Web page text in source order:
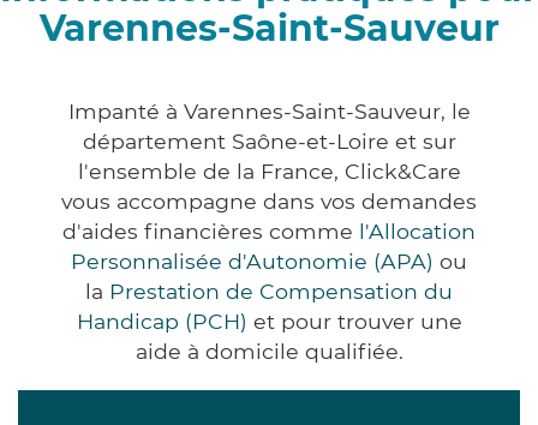
Varennes-Saint-Sauveur
Impanté à Varennes-Saint-Sauveur, le
département Saône-et-Loire et sur
l'ensemble de la France, Click&Care
vous accompagne dans vos demandes
d'aides financières comme l'Allocation
Personnalisée d'Autonomie (APA) ou
la Prestation de Compensation du
Handicap (PCH) et pour trouver une
aide à domicile qualifiée.